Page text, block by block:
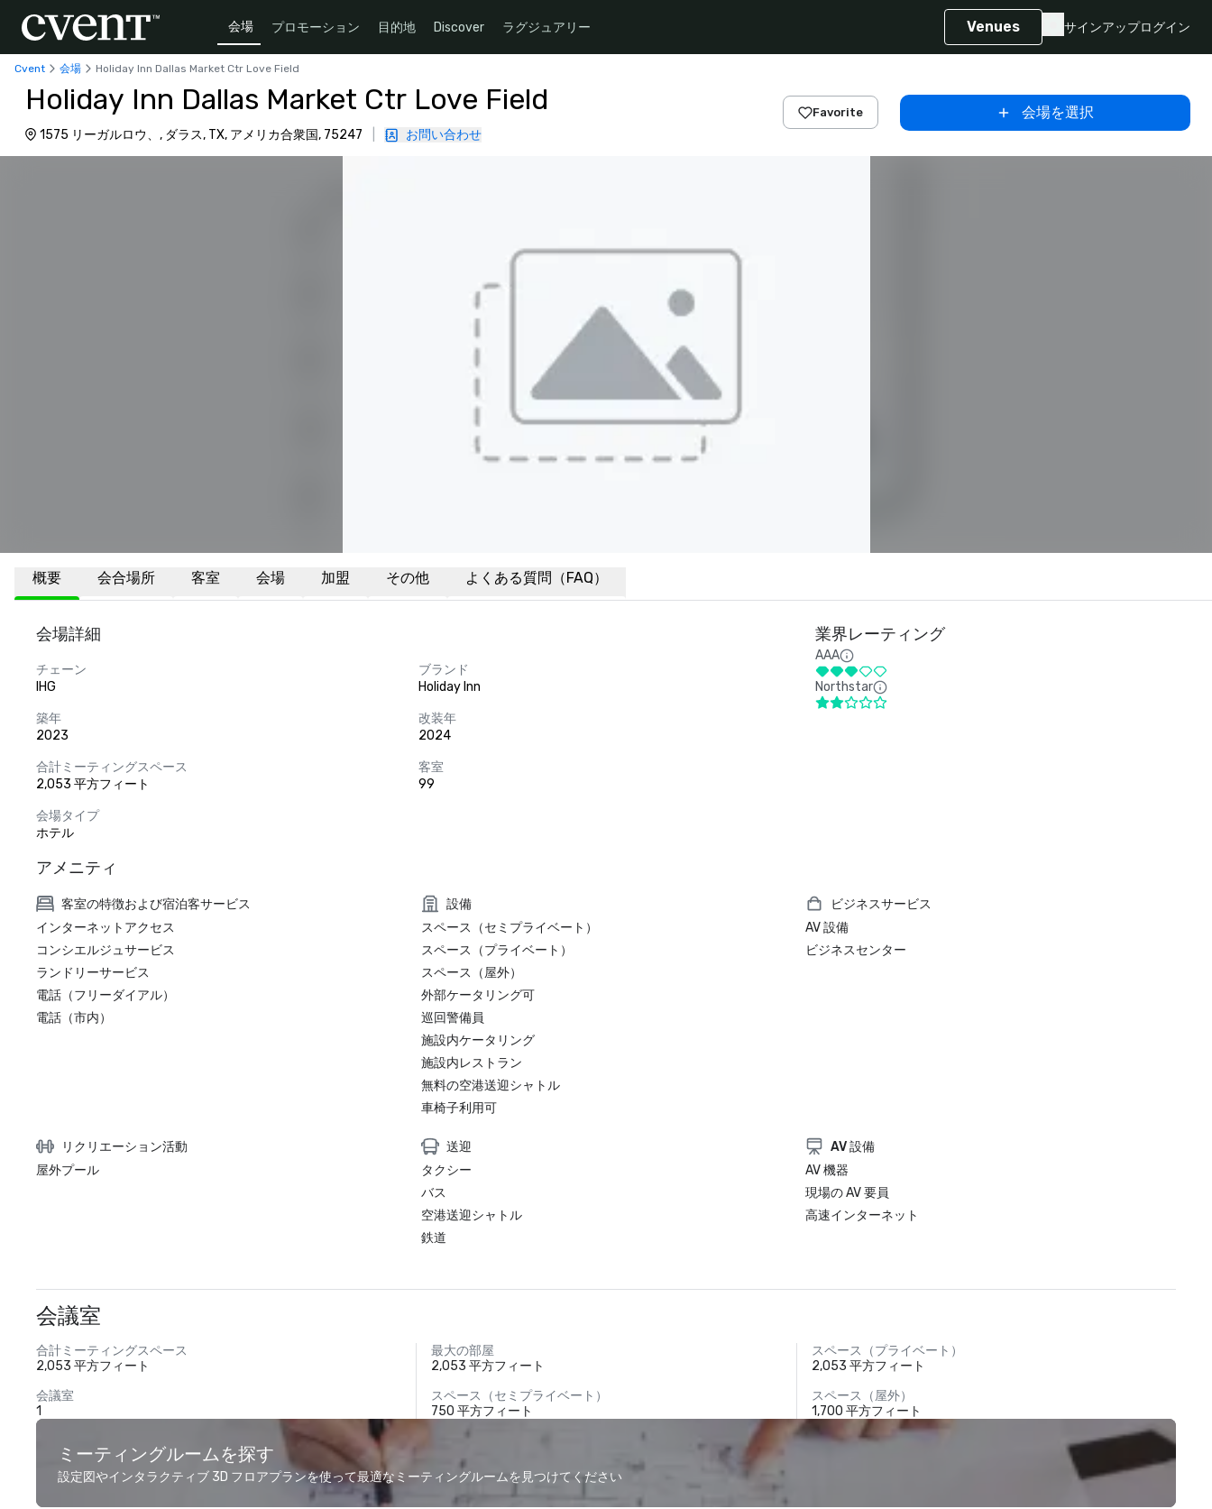
会場 プロモーション 目的地 Discover ラグジュアリー Venues サインアップログイン
Cvent 会場 Holiday Inn Dallas Market Ctr Love Field
Holiday Inn Dallas Market Ctr Love Field
1575 リーガルロウ、, ダラス, TX, アメリカ合衆国, 75247 お問い合わせ
Favorite 会場を選択
概要 会合場所 客室 会場 加盟 その他 よくある質問（FAQ）
会場詳細
チェーン
IHG
ブランド
Holiday Inn
築年
2023
改装年
2024
合計ミーティングスペース
2,053 平方フィート
客室
99
会場タイプ
ホテル
業界レーティング
AAA
Northstar
アメニティ
客室の特徴および宿泊客サービス
インターネットアクセス
コンシエルジュサービス
ランドリーサービス
電話（フリーダイアル）
電話（市内）
設備
スペース（セミプライベート）
スペース（プライベート）
スペース（屋外）
外部ケータリング可
巡回警備員
施設内ケータリング
施設内レストラン
無料の空港送迎シャトル
車椅子利用可
ビジネスサービス
AV 設備
ビジネスセンター
リクリエーション活動
屋外プール
送迎
タクシー
バス
空港送迎シャトル
鉄道
AV 設備
AV 機器
現場の AV 要員
高速インターネット
会議室
合計ミーティングスペース
2,053 平方フィート
最大の部屋
2,053 平方フィート
スペース（プライベート）
2,053 平方フィート
会議室
1
スペース（セミプライベート）
750 平方フィート
スペース（屋外）
1,700 平方フィート
ミーティングルームを探す
設定図やインタラクティブ 3D フロアプランを使って最適なミーティングルームを見つけてください